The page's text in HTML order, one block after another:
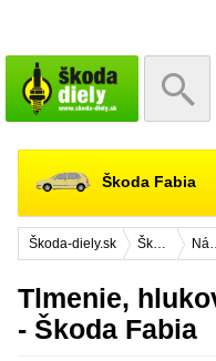
Škoda Fabia
Škoda-diely.sk Škoda Fabia
Tlmenie,
- Škoda Fabia